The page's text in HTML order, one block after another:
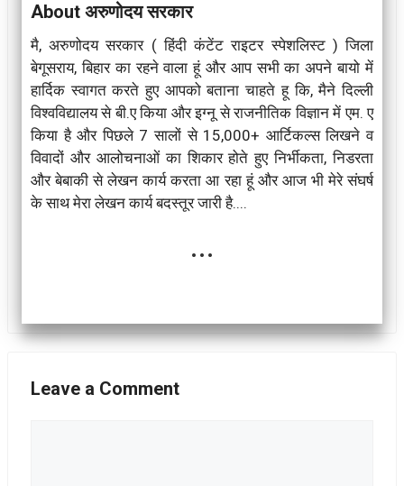
About अरुणोदय सरकार
मै, अरुणोदय सरकार ( हिंदी कंटेंट राइटर स्पेशलिस्ट ) जिला
बेगूसराय, बिहार का रहने वाला हूं और आप सभी का अपने बायो में
हार्दिक स्वागत करते हुए आपको बताना चाहते हू कि, मैने दिल्ली
विश्वविद्यालय से बी.ए किया और इग्नू से राजनीतिक विज्ञान में एम. ए
किया है और पिछले 7 सालों से 15,000+ आर्टिकल्स लिखने व
विवादों और आलोचनाओं का शिकार होते हुए निर्भीकता, निडरता
और बेबाकी से लेखन कार्य करता आ रहा हूं और आज भी मेरे संघर्ष
के साथ मेरा लेखन कार्य बदस्तूर जारी है....
...
Leave a Comment